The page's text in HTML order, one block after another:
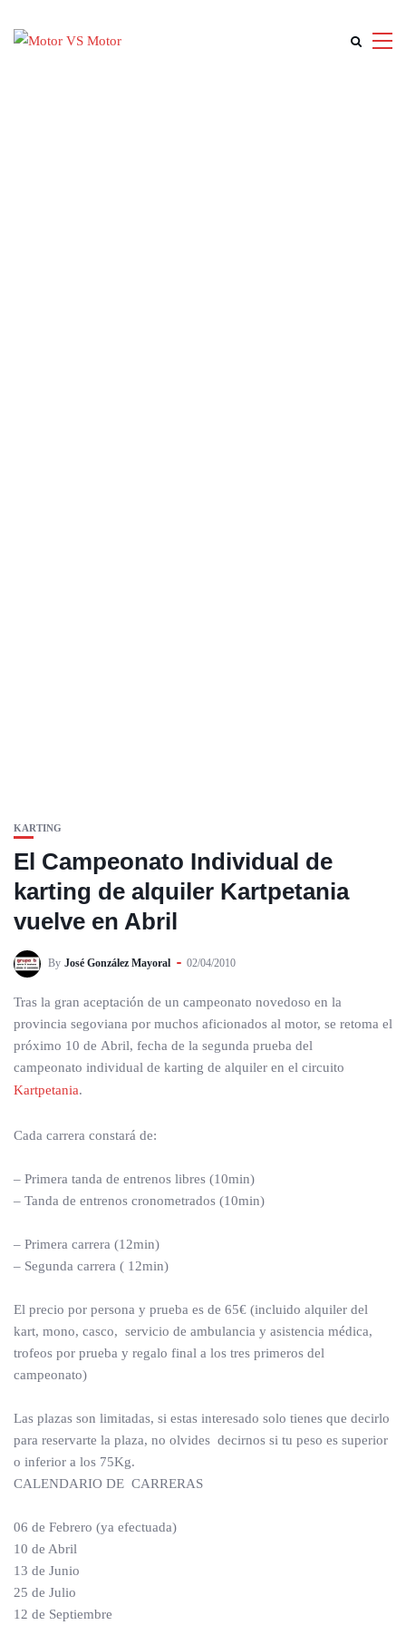
KARTING
El Campeonato Individual de
karting de alquiler Kartpetania
vuelve en Abril
By José González Mayoral 02/04/2010
Tras la gran aceptación de un campeonato novedoso en la
provincia segoviana por muchos aficionados al motor, se retoma el
próximo 10 de Abril, fecha de la segunda prueba del
campeonato individual de karting de alquiler en el circuito
Kartpetania.
Cada carrera constará de:
– Primera tanda de entrenos libres (10min)
– Tanda de entrenos cronometrados (10min)
– Primera carrera (12min)
– Segunda carrera ( 12min)
El precio por persona y prueba es de 65€ (incluido alquiler del
kart, mono, casco, servicio de ambulancia y asistencia médica,
trofeos por prueba y regalo final a los tres primeros del
campeonato)
Las plazas son limitadas, si estas interesado solo tienes que decirlo
para reservarte la plaza, no olvides decirnos si tu peso es superior
o inferior a los 75Kg.
CALENDARIO DE CARRERAS
06 de Febrero (ya efectuada)
10 de Abril
13 de Junio
25 de Julio
12 de Septiembre